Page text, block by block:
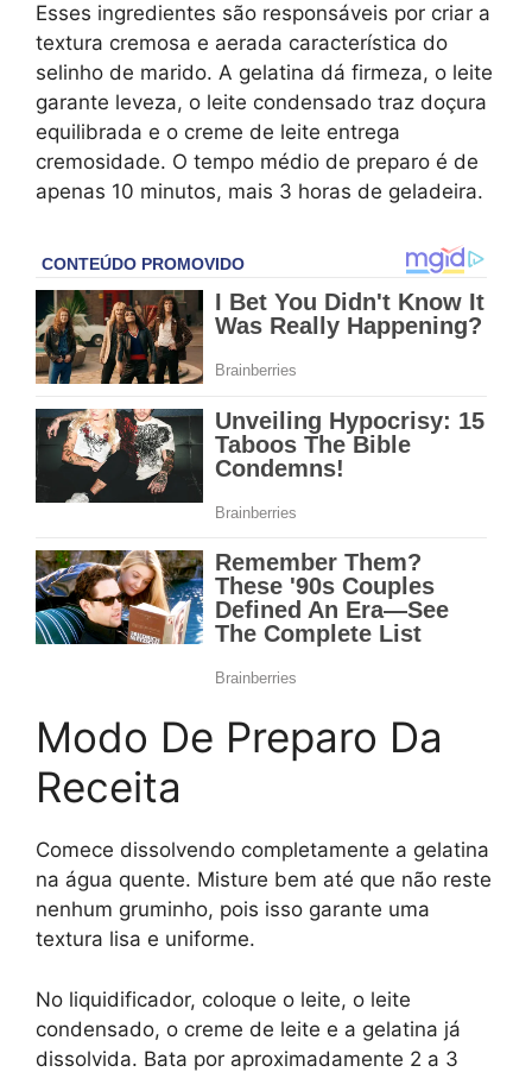
Esses ingredientes são responsáveis por criar a
textura cremosa e aerada característica do
selinho de marido. A gelatina dá firmeza, o leite
garante leveza, o leite condensado traz doçura
equilibrada e o creme de leite entrega
cremosidade. O tempo médio de preparo é de
apenas 10 minutos, mais 3 horas de geladeira.
Modo De Preparo Da
Receita
Comece dissolvendo completamente a gelatina
na água quente. Misture bem até que não reste
nenhum gruminho, pois isso garante uma
textura lisa e uniforme.
No liquidificador, coloque o leite, o leite
condensado, o creme de leite e a gelatina já
dissolvida. Bata por aproximadamente 2 a 3